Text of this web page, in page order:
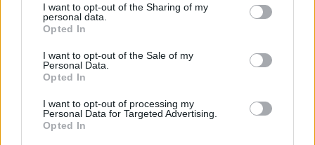
not limited to your visit or usage behaviour. You may click to
grant or deny consent to Google and its third-party tags to
use your data for below specified purposes in below Google
consent section.
I want to opt-out of the Sharing of my
personal data.
Opted In
I want to opt-out of the Sale of my
Personal Data.
Opted In
I want to opt-out of processing my
Personal Data for Targeted Advertising.
Opted In